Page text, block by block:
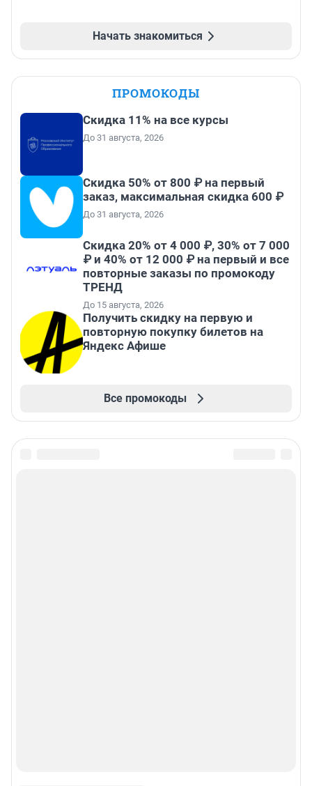
Начать знакомиться
ПРОМОКОДЫ
Скидка 11% на все курсы
До 31 августа, 2026
Скидка 50% от 800 ₽ на первый
заказ, максимальная скидка 600 ₽
До 31 августа, 2026
Скидка 20% от 4 000 ₽, 30% от 7 000
₽ и 40% от 12 000 ₽ на первый и все
повторные заказы по промокоду
ТРЕНД
До 15 августа, 2026
Получить скидку на первую и
повторную покупку билетов на
Яндекс Афише
Все промокоды